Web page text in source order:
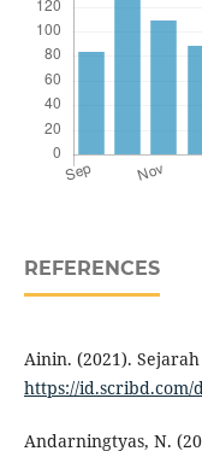
REFERENCES
Ainin. (2021). Sejarah
https://id.scribd.com/
Andarningtyas, N.